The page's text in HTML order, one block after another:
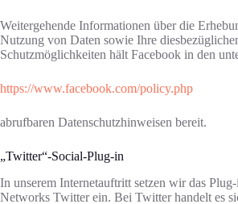
Weitergehende Informationen über die
Nutzung von Daten sowie Ihre
Schutzmöglichkeiten hält Facebook in den
https://www.facebook.com/policy.php
abrufbaren Datenschutzhinweisen bereit.
„Twitter“-Social-Plug-in
In unserem Internetauftritt setzen wir das
Networks Twitter ein. Bei Twitter handelt es